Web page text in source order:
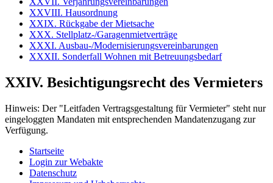
XXVIII. Hausordnung
XXIX. Rückgabe der Mietsache
XXX. Stellplatz-/Garagenmietverträge
XXXI. Ausbau-/Modernisierungsvereinbarungen
XXXII. Sonderfall Wohnen mit Betreuungsbedarf
XXIV. Besichtigungsrecht des Vermieters
Hinweis: Der "Leitfaden Vertragsgestaltung für Vermieter" steht nur
eingeloggten Mandaten mit entsprechenden Mandatenzugang zur
Verfügung.
Startseite
Login zur Webakte
Datenschutz